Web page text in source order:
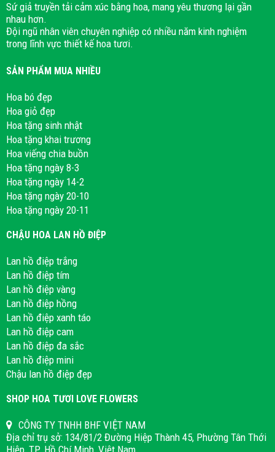
Sứ giả truyền tải cảm xúc bằng hoa, mang yêu thương lại gần
nhau hơn.
Đội ngũ nhân viên chuyên nghiệp có nhiều năm kinh nghiệm
trong lĩnh vực thiết kế hoa tươi.
SẢN PHẨM MUA NHIỀU
Hoa bó đẹp
Hoa giỏ đẹp
Hoa tặng sinh nhật
Hoa tặng khai trương
Hoa viếng chia buồn
Hoa tặng ngày 8-3
Hoa tặng ngày 14-2
Hoa tặng ngày 20-10
Hoa tặng ngày 20-11
CHẬU HOA LAN HỒ ĐIỆP
Lan hồ điệp trắng
Lan hồ điệp tím
Lan hồ điệp vàng
Lan hồ điệp hồng
Lan hồ điệp xanh táo
Lan hồ điệp cam
Lan hồ điệp đa sắc
Lan hồ điệp mini
Chậu lan hồ điệp đẹp
SHOP HOA TƯƠI LOVE FLOWERS
CÔNG TY TNHH BHF VIỆT NAM
Địa chỉ trụ sở: 134/81/2 Đường Hiệp Thành 45, Phường Tân Thới